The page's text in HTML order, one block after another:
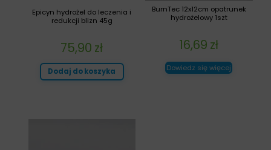
BurnTec 12x12cm opatrunek
hydrożelowy 1szt
16,69 zł
Dowiedz się więcej
Epicyn hydrożel do leczenia i
redukcji blizn 45g
75,90 zł
Dodaj do koszyka